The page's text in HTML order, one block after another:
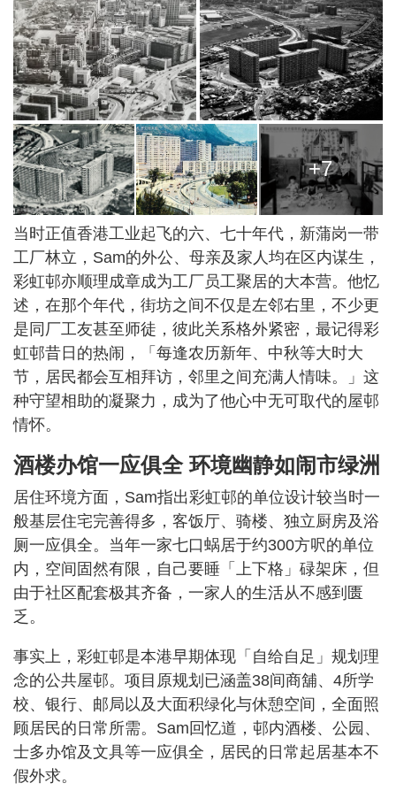
+7
当时正值香港工业起飞的六、七十年代，新蒲岗一带
工厂林立，Sam的外公、母亲及家人均在区内谋生，
彩虹邨亦顺理成章成为工厂员工聚居的大本营。他忆
述，在那个年代，街坊之间不仅是左邻右里，不少更
是同厂工友甚至师徒，彼此关系格外紧密，最记得彩
虹邨昔日的热闹，「每逢农历新年、中秋等大时大
节，居民都会互相拜访，邻里之间充满人情味。」这
种守望相助的凝聚力，成为了他心中无可取代的屋邨
情怀。
酒楼办馆一应俱全 环境幽静如闹市绿洲
居住环境方面，Sam指出彩虹邨的单位设计较当时一
般基层住宅完善得多，客饭厅、骑楼、独立厨房及浴
厕一应俱全。当年一家七口蜗居于约300方呎的单位
内，空间固然有限，自己要睡「上下格」碌架床，但
由于社区配套极其齐备，一家人的生活从不感到匮
乏。
事实上，彩虹邨是本港早期体现「自给自足」规划理
念的公共屋邨。项目原规划已涵盖38间商舖、4所学
校、银行、邮局以及大面积绿化与休憩空间，全面照
顾居民的日常所需。Sam回忆道，邨内酒楼、公园、
士多办馆及文具等一应俱全，居民的日常起居基本不
假外求。